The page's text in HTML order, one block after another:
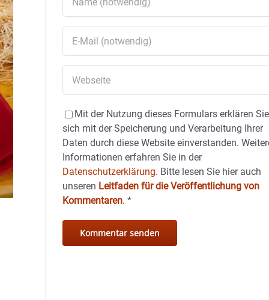
Mit der Nutzung dieses Formulars erklären Sie
sich mit der Speicherung und Verarbeitung Ihrer
Daten durch diese Website einverstanden.
Informationen erfahren Sie in der
Datenschutzerklärung. Bitte lesen Sie hier auch
unseren Leitfaden für die Veröffentlichung von
Kommentaren.*